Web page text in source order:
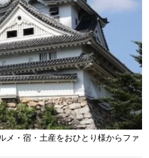
メ・宿・土産をおひとり様からファ